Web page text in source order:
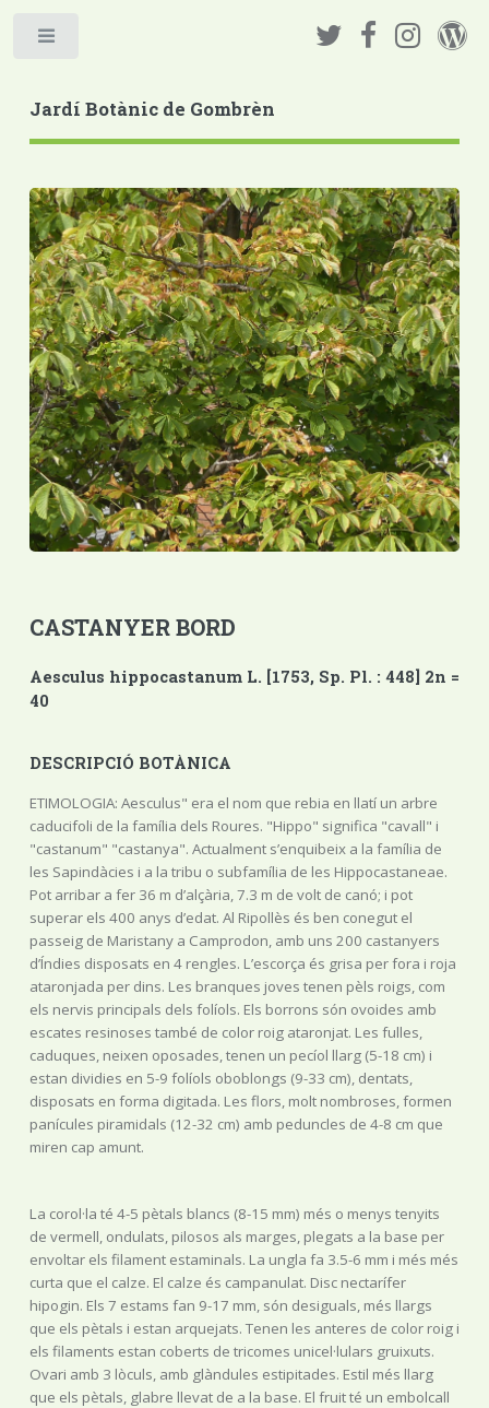
Jardí Botànic de Gombrèn
CASTANYER BORD
Aesculus hippocastanum L. [1753, Sp. Pl. : 448] 2n =
40
DESCRIPCIÓ BOTÀNICA
ETIMOLOGIA: Aesculus" era el nom que rebia en llatí un arbre
caducifoli de la família dels Roures. "Hippo" significa "cavall" i
"castanum" "castanya". Actualment s’enquibeix a la família de
les Sapindàcies i a la tribu o subfamília de les Hippocastaneae.
Pot arribar a fer 36 m d’alçària, 7.3 m de volt de canó; i pot
superar els 400 anys d’edat. Al Ripollès és ben conegut el
passeig de Maristany a Camprodon, amb uns 200 castanyers
d’Índies disposats en 4 rengles. L’escorça és grisa per fora i roja
ataronjada per dins. Les branques joves tenen pèls roigs, com
els nervis principals dels folíols. Els borrons són ovoides amb
escates resinoses també de color roig ataronjat. Les fulles,
caduques, neixen oposades, tenen un pecíol llarg (5-18 cm) i
estan dividies en 5-9 folíols oboblongs (9-33 cm), dentats,
disposats en forma digitada. Les flors, molt nombroses, formen
panícules piramidals (12-32 cm) amb peduncles de 4-8 cm que
miren cap amunt.
La corol·la té 4-5 pètals blancs (8-15 mm) més o menys tenyits
de vermell, ondulats, pilosos als marges, plegats a la base per
envoltar els filament estaminals. La ungla fa 3.5-6 mm i més més
curta que el calze. El calze és campanulat. Disc nectarífer
hipogin. Els 7 estams fan 9-17 mm, són desiguals, més llargs
que els pètals i estan arquejats. Tenen les anteres de color roig i
els filaments estan coberts de tricomes unicel·lulars gruixuts.
Ovari amb 3 lòculs, amb glàndules estipitades. Estil més llarg
que els pètals, glabre llevat de a la base. El fruit té un embolcall